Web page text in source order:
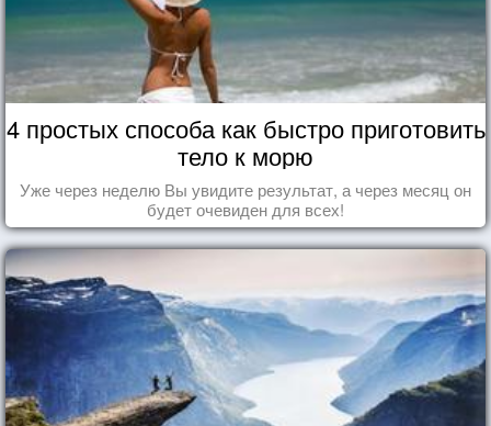
4 простых способа как быстро приготовить
тело к морю
Уже через неделю Вы увидите результат, а через месяц он
будет очевиден для всех!